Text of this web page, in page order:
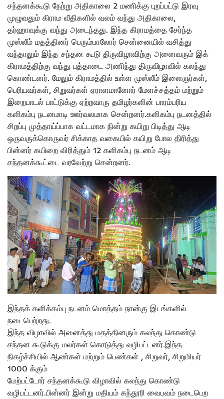
சந்தனக்கூடு நேற்று அதிகாலை 2 மணிக்கு புறப்பட்டு இரவு
முழுவதும் கிராம வீதிகளில் வலம் வந்து அதிகாலை,
தர்ஹாவுக்கு வந்து அடைந்தது. இந்த கிராமத்தை சேர்ந்த
முஸ்லீம் மதத்தினர் பெரும்பாலோர் சென்னையில் வசித்து
வந்தாலும் இந்த சந்தன கூடு திருவிழாவிற்கு அனைவரும் இக்
கிராமத்திற்கு வந்து புத்தாடை அணிந்து திருவிழாவில் கலந்து
கொண்டனர். மேலும் கிராமத்தில் உள்ள முஸ்லீம் இளைஞர்கள்,
பெரியவர்கள், சிறுவர்கள் ஏராளமானோர் மேளச்சத்தம் மற்றும்
இறைபாடல் பாட்டுக்கு ஏற்றவாரு தமிழர்களின் பாரம்பரிய
களிகம்பு நடனமாடி ஊர்வலமாக சென்றனர்.களிகம்பு நடனத்தில்
சிறப்பு முத்தாய்ப்பாக வட்டமாக நின்று கயிறு பிடித்து ஆடி
ஒருவருக்கொருவர் சிக்காத வகையில் கயிறு போல திரித்து
பின்னர் கயிறை விரித்தும் 12 களிகம்பு நடனம் ஆடி
சந்தனக்கூட்டை வரவேற்று சென்றனர்.
இந்தக் களிக்கம்பு நடனம் மொத்தம் நான்கு இடங்களில்
நடைபெற்றது.
இந்த விழாவில் அனைத்து மதத்தினரும் கலந்து கொண்டு
சந்தன கூடுக்கு மலர்கள் கொடுத்து வழிபட்டனர்.இந்த
நிகழ்ச்சியில் ஆண்கள் மற்றும் பெண்கள் , சிறுவர், சிறுமியர்
1000 க்கும்
மேற்பட்டோர் சந்தனக்கூடு விழாவில் கலந்து கொண்டு
வழிபட்டனர்.பின்னர் இன்று மதியம் கந்தூரி வைபவம் நடைபெற